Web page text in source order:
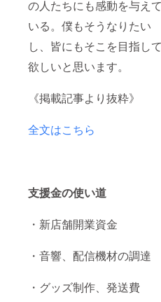
の人たちにも感動を与えて
いる。僕もそうなりたい
し、皆にもそこを目指して
欲しいと思います。
《掲載記事より抜粋》
全文はこちら
支援金の使い道
・新店舗開業資金
・音響、配信機材の調達
・グッズ制作、発送費